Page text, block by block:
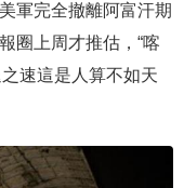
軍完全撤離阿富汗期
圈上周才推估，“喀
速這是人算不如天